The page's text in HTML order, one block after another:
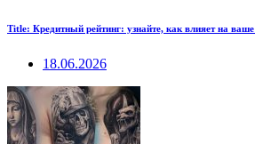
Title: Кредитный рейтинг: узнайте, как влияет на
18.06.2026